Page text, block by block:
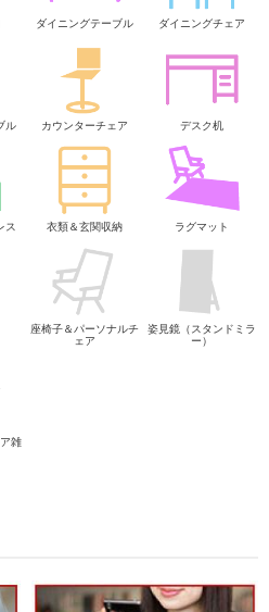
ダイニングテーブル ダイニングチェア
ル カウンターチェア デスク机
ス 衣類＆玄関収納 ラグマット
座椅子＆パーソナルチ
ェア
姿見鏡（スタンドミラ
ー）
雑